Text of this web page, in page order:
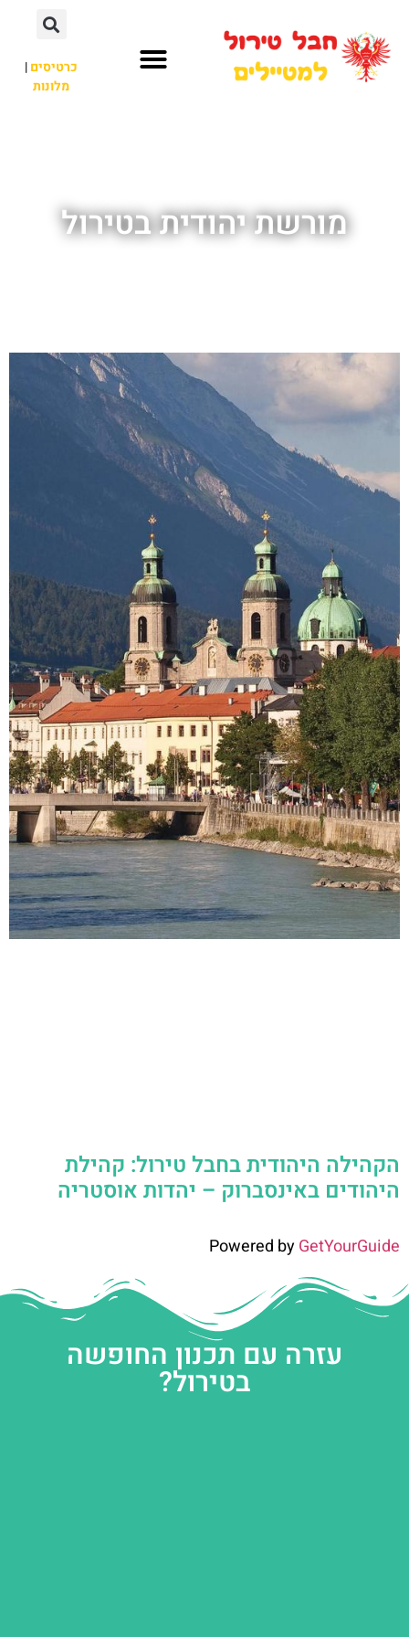
כרטיסים|
מלונות
מורשת יהודית בטירול
הקהילה היהודית בחבל טירול: קהילת
היהודים באינסברוק – יהדות אוסטריה
Powered byGetYourGuide
עזרה עם תכנון החופשה
בטירול?